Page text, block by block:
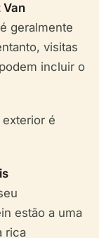
Van
geralmente
visitas
incluir o
exterior é
estão a uma
rica